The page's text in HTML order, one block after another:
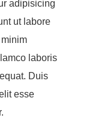
adipisicing
ut labore
laboris
Duis
esse